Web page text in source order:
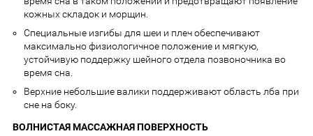
кожных складок и морщин.
Специальные изгибы для шеи и плеч обеспечивают
максимально физиологичное положение и мягкую,
устойчивую поддержку шейного отдела позвоночника во
время сна.
Верхние небольшие валики поддерживают область лба при
сне на боку.
ВОЛНИСТАЯ МАССАЖНАЯ ПОВЕРХНОСТЬ